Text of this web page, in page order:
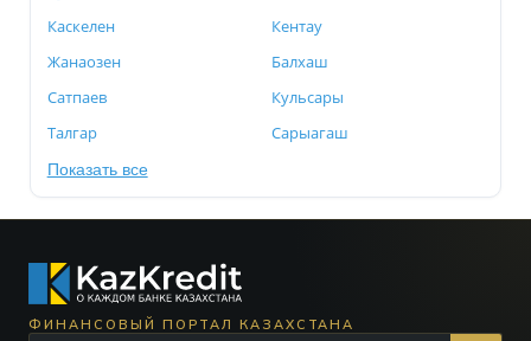
Каскелен
Кентау
Жанаозен
Балхаш
Сатпаев
Кульсары
Талгар
Сарыагаш
Показать все
ФИНАНСОВЫЙ ПОРТАЛ КАЗАХСТАНА